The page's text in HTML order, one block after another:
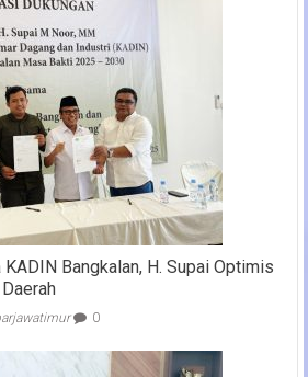
Bangkalan, H. Supai Optimis
0